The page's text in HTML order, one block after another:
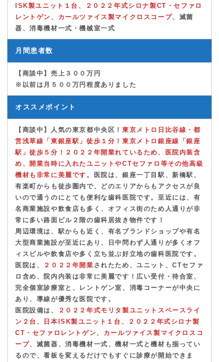
レントゲン 、 カールツァイス製マイクロスコープ 、滅菌
器、消毒機材一式・機械室一式
月間患者数
【商談中】売上３００万円
※以前は月５００万円程度ありました
オススメポイント
【商談中】人気の東京都中央区！東京メトロ日比谷線・都
営浅草線「東 銀座駅」徒歩１分！東京メトロ銀座線「銀座
駅」徒歩５分！２０２２年開業れているため、医院内装含
め、開業当時に入れたユニットやCTセファロ等その他高級
機材も非常に美麗です。 医院は、銀座一丁目駅、新橋駅、
有楽町からも徒歩圏内で、どのエリアからもアクセスが良
いので通うのにとても便利
な歯科医院です。至近には、 有
名商業施設や飲食店も多く、オフィス街のため人通りが非
常に多い路面ビル２階の歯科居抜き物件です！
周辺環境は、駅からも近く、有名ブランドショップや有名
大型商業施設が至近にあり 、 日中問わず人通りが多くオフ
ィスビルや飲食店や多く立ち並ぶ好立地の歯科医院 です。
医院は、２０２２年開業 されたため、ユニット、CTセファ
ロ含め、院内内装は非常に美麗です！広い受付・待合室、
完全個室診療室と、レントゲン室、消毒コーナーが中央に
あり、導線が優秀な医院です。
医院設備は、２０２２年式モリタ製ユニットスペースライ
ン２台、日本ISK製ユニット１台、２０２２年式シロナ製
CT・セファロレントゲン、カールツァイス製マイクロスコ
ープ 、滅菌器、消毒機材一式、機材一式と機材も揃ってい
るので、看板を変えるだけでもすぐに診療が開始できま
す。